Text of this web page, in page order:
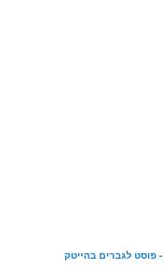
פוסט לגברים בהייטק